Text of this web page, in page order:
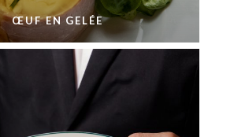
ŒUF EN GELÉE